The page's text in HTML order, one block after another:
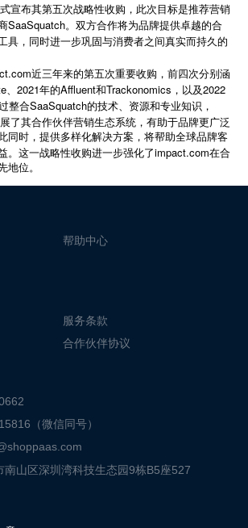
宣布其第五次战略性收购，此次目标是推荐营销
SaaSquatch。双方合作将为品牌提供卓越的合
具，同时进一步巩固与消费者之间真实而持久的
近三年来的第五次重要收购，前四次分别涵
、 2021年的Affluent和Trackonomics ，以及2022
整合SaaSquatch的技术、资源和专业知识，
了其合作伙伴营销生态系统，有助于品牌更广泛
同时，提供多样化解决方案，将帮助全球品牌客
。这一战略性收购进一步强化了impact.com在合
地位。
帮助中心
服务条款
合作伙伴协议
（微信同号）
南山区深圳湾科技生态园9栋B5座527